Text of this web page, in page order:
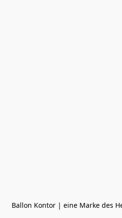
Ballon Kontor | eine Marke des